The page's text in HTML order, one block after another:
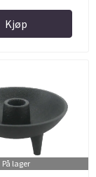
Kjøp
På lager